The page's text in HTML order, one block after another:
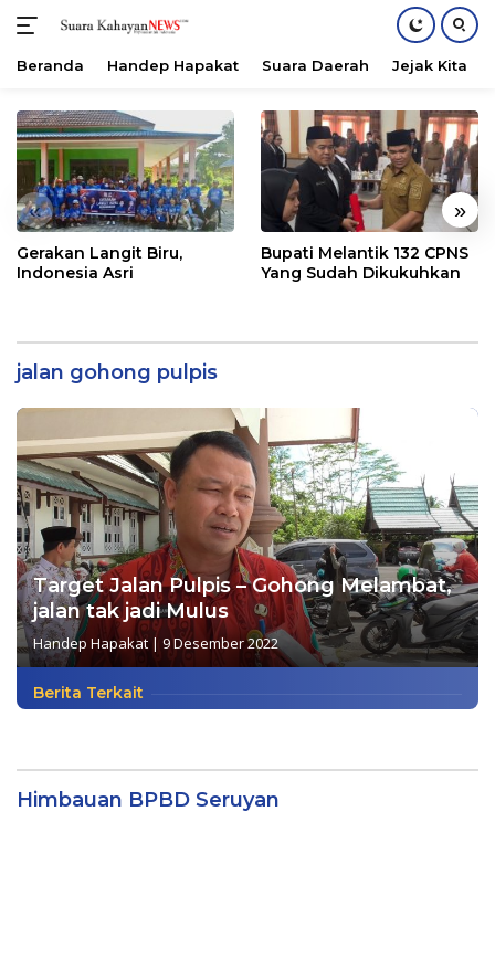
konten
Beranda Handep Hapakat Suara Daerah Jejak Kita
« »
Gerakan Langit Biru,
Indonesia Asri
Bupati Melantik 132 CPNS
Yang Sudah Dikukuhkan
jalan gohong pulpis
Target Jalan Pulpis – Gohong Melambat,
jalan tak jadi Mulus
Handep Hapakat | 9 Desember 2022
Berita Terkait
Himbauan BPBD Seruyan